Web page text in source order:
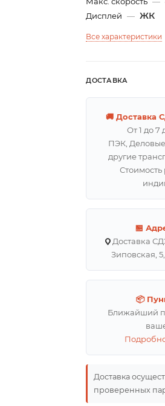
Дисплей — ЖК
Все характеристики
ДОСТАВКА
🚚 Доставка
От 1 до
ПЭК,
другие
Стоимость
🏪
Доставка
Зиповская,
📦
Ближайший
Доставка
проверенных